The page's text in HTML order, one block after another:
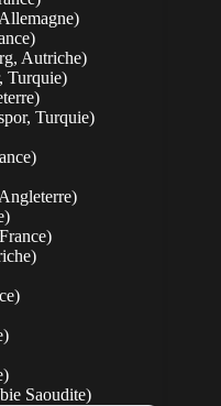
Autriche)
Turquie)
Turquie)
Saoudite)